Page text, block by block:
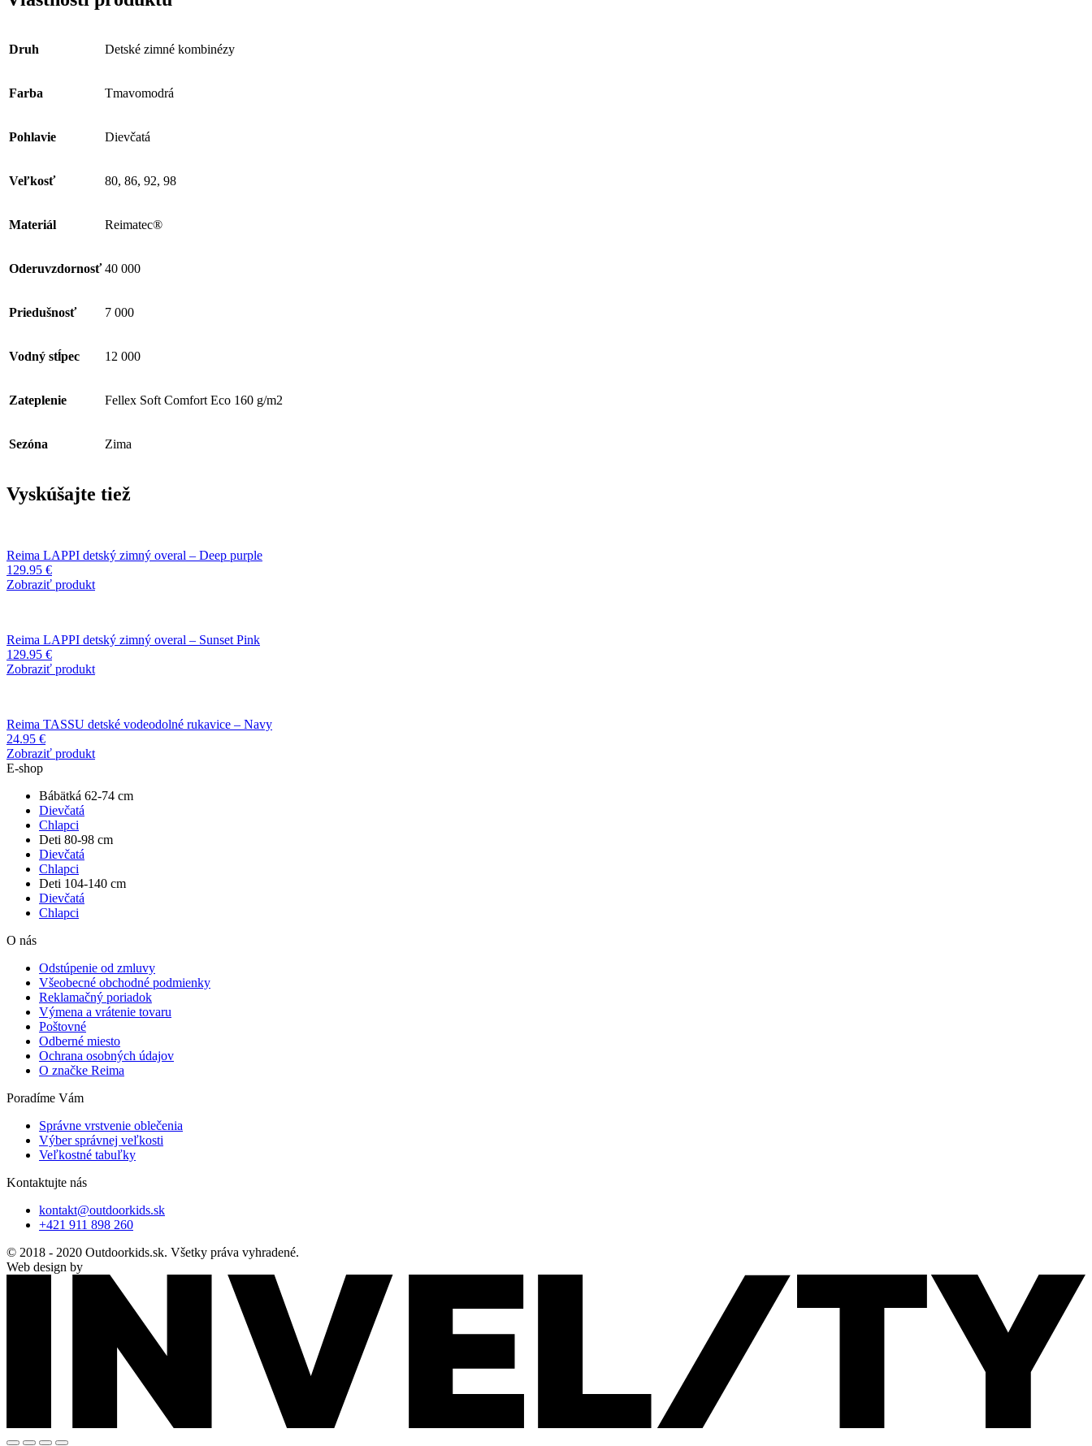
Druh Detské zimné kombinézy
Farba Tmavomodrá
Pohlavie Dievčatá
Veľkosť 80, 86, 92, 98
Materiál Reimatec®
Oderuvzdornosť 40 000
Priedušnosť 7 000
Vodný stĺpec 12 000
Zateplenie Fellex Soft Comfort Eco 160 g/m2
Sezóna Zima
Vyskúšajte tiež
Reima LAPPI detský zimný overal – Deep purple
129.95 €
Zobraziť produkt
Reima LAPPI detský zimný overal – Sunset Pink
129.95 €
Zobraziť produkt
Reima TASSU detské vodeodolné rukavice – Navy
24.95 €
Zobraziť produkt
E-shop
Bábätká 62-74 cm
Dievčatá
Chlapci
Deti 80-98 cm
Dievčatá
Chlapci
Deti 104-140 cm
Dievčatá
Chlapci
O nás
Odstúpenie od zmluvy
Všeobecné obchodné podmienky
Reklamačný poriadok
Výmena a vrátenie tovaru
Poštovné
Odberné miesto
Ochrana osobných údajov
O značke Reima
Poradíme Vám
Správne vrstvenie oblečenia
Výber správnej veľkosti
Veľkostné tabuľky
Kontaktujte nás
kontakt@outdoorkids.sk
+421 911 898 260
© 2018 - 2020 Outdoorkids.sk. Všetky práva vyhradené.
Web design by